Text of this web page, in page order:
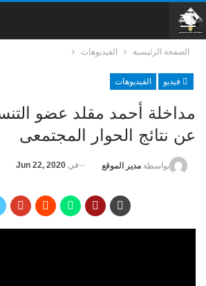
الصفحة الرئيسية الفيديوهات
فيديو الفيديوهات
مداخلة أحمد مقلد عضو
عن نتائج الحوار المجتمعى
بواسطة مدير الموقع في Jun 22, 2020